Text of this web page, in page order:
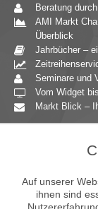
Beratung
AMI Markt
Überblick
Jahrbücher –
Seminare und
Vom Widget
Markt Blick –
Einzelhandel
Auf unserer
ihnen sind